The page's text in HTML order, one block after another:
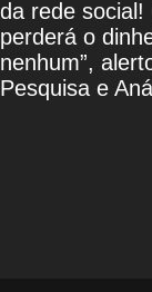
da rede social!
perderá o
nenhum”,
Pesquisa e